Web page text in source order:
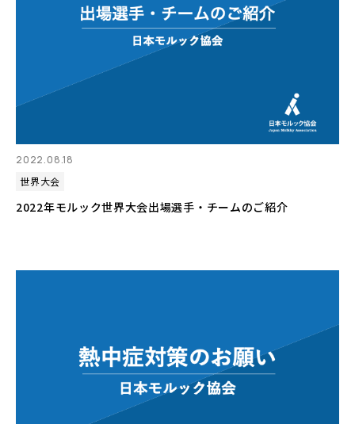
2022.08.18
世界大会
2022年モルック世界大会出場選手・チームのご紹介